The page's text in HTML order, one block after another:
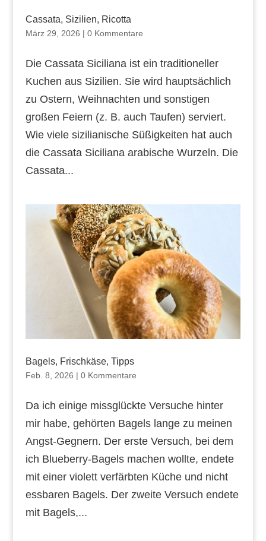
Cassata, Sizilien, Ricotta
März 29, 2026 | 0 Kommentare
Die Cassata Siciliana ist ein traditioneller
Kuchen aus Sizilien. Sie wird hauptsächlich
zu Ostern, Weihnachten und sonstigen
großen Feiern (z. B. auch Taufen) serviert.
Wie viele sizilianische Süßigkeiten hat auch
die Cassata Siciliana arabische Wurzeln. Die
Cassata...
Bagels, Frischkäse, Tipps
Feb. 8, 2026 | 0 Kommentare
Da ich einige missglückte Versuche hinter
mir habe, gehörten Bagels lange zu meinen
Angst-Gegnern. Der erste Versuch, bei dem
ich Blueberry-Bagels machen wollte, endete
mit einer violett verfärbten Küche und nicht
essbaren Bagels. Der zweite Versuch endete
mit Bagels,...